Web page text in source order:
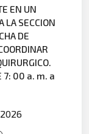
EN UN
LA SECCION
DE
7: 00 a. m. a